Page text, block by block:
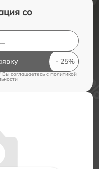
со
Вы соглашаетесь c политикой